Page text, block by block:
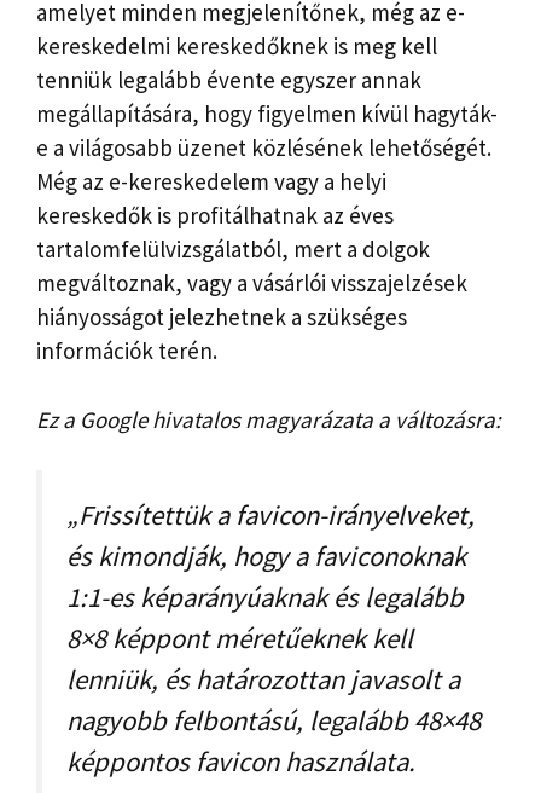
amelyet minden megjelenítőnek, még az e-
kereskedelmi kereskedőknek is meg kell
tenniük legalább évente egyszer annak
megállapítására, hogy figyelmen kívül hagyták-
e a világosabb üzenet közlésének lehetőségét.
Még az e-kereskedelem vagy a helyi
kereskedők is profitálhatnak az éves
tartalomfelülvizsgálatból, mert a dolgok
megváltoznak, vagy a vásárlói visszajelzések
hiányosságot jelezhetnek a szükséges
információk terén.
Ez a Google hivatalos magyarázata a változásra:
„Frissítettük a favicon-irányelveket,
és kimondják, hogy a faviconoknak
1:1-es képarányúaknak és legalább
8×8 képpont méretűeknek kell
lenniük, és határozottan javasolt a
nagyobb felbontású, legalább 48×48
képpontos favicon használata.